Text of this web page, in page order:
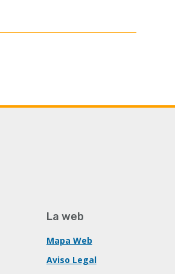
La web
Mapa Web
Aviso Legal